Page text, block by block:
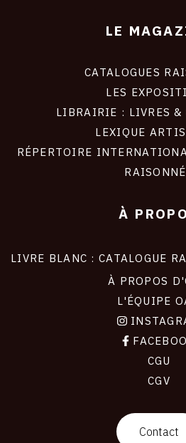
LE
CATALOGUES
LES
LIBRAIRIE : LIVRES &
LEXIQUE
RÉPERTOIRE
À
LIVRE BLANC : CATALOGUE
À PROPOS
L'ÉQUIPE
CGU
CGV
Contact